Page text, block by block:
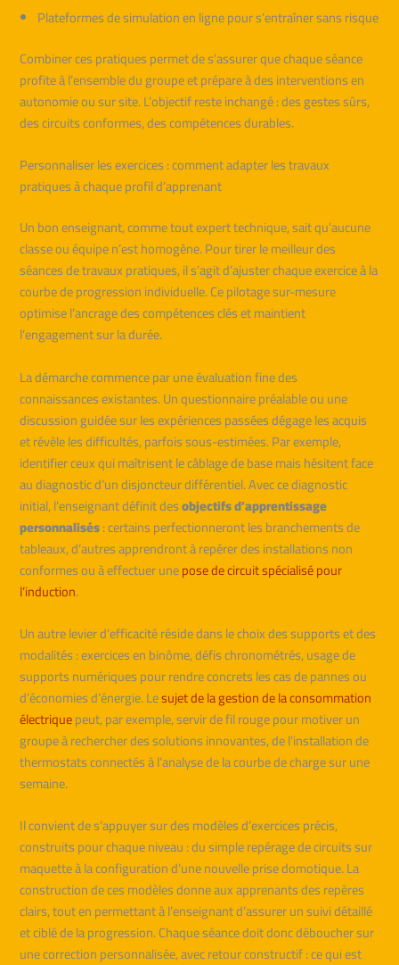
Plateformes de simulation en ligne pour s’entraîner sans risque
Combiner ces pratiques permet de s’assurer que chaque séance
profite à l’ensemble du groupe et prépare à des interventions en
autonomie ou sur site. L’objectif reste inchangé : des gestes sûrs,
des circuits conformes, des compétences durables.
Personnaliser les exercices : comment adapter les travaux
pratiques à chaque profil d’apprenant
Un bon enseignant, comme tout expert technique, sait qu’aucune
classe ou équipe n’est homogène. Pour tirer le meilleur des
séances de travaux pratiques, il s’agit d’ajuster chaque exercice à la
courbe de progression individuelle. Ce pilotage sur-mesure
optimise l’ancrage des compétences clés et maintient
l’engagement sur la durée.
La démarche commence par une évaluation fine des
connaissances existantes. Un questionnaire préalable ou une
discussion guidée sur les expériences passées dégage les acquis
et révèle les difficultés, parfois sous-estimées. Par exemple,
identifier ceux qui maîtrisent le câblage de base mais hésitent face
au diagnostic d’un disjoncteur différentiel. Avec ce diagnostic
initial, l’enseignant définit desobjectifs d’apprentissage
personnalisés: certains perfectionneront les branchements de
tableaux, d’autres apprendront à repérer des installations non
conformes ou à effectuer unepose de circuit spécialisé pour
l’induction.
Un autre levier d’efficacité réside dans le choix des supports et des
modalités : exercices en binôme, défis chronométrés, usage de
supports numériques pour rendre concrets les cas de pannes ou
d’économies d’énergie. Lesujet de la gestion de la consommation
électriquepeut, par exemple, servir de fil rouge pour motiver un
groupe à rechercher des solutions innovantes, de l’installation de
thermostats connectés à l’analyse de la courbe de charge sur une
semaine.
Il convient de s’appuyer sur des modèles d’exercices précis,
construits pour chaque niveau : du simple repérage de circuits sur
maquette à la configuration d’une nouvelle prise domotique. La
construction de ces modèles donne aux apprenants des repères
clairs, tout en permettant à l’enseignant d’assurer un suivi détaillé
et ciblé de la progression. Chaque séance doit donc déboucher sur
une correction personnalisée, avec retour constructif : ce qui est